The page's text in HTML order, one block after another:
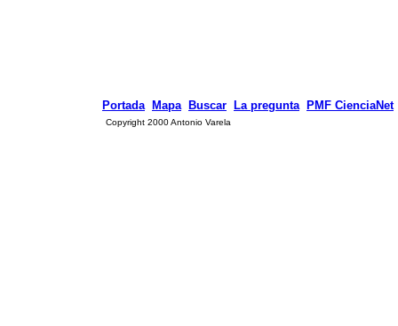
Portada Mapa Buscar La pregunta PMF CienciaNet
Copyright 2000 Antonio Varela